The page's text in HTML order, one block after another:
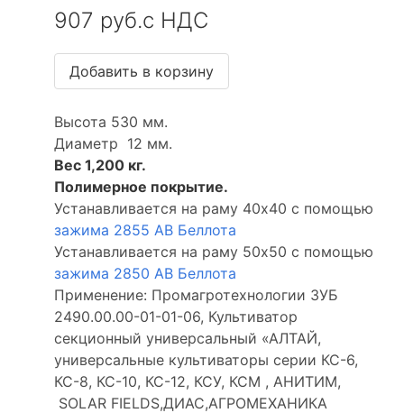
907 руб.с НДС
Высота 530 мм.
Диаметр 12 мм.
Вес 1,200 кг.
Полимерное покрытие.
Устанавливается на раму 40х40 с помощью
зажима 2855 АВ Беллота
Устанавливается на раму 50х50 c помощью
зажима 2850 АВ Беллота
Применение: Промагротехнологии ЗУБ
2490.00.00-01-01-06, Культиватор
секционный универсальный «АЛТАЙ,
универсальные культиваторы серии КС-6,
КС-8, КС-10, КС-12, КСУ, КСМ , АНИТИМ,
SOLAR FIELDS,ДИАС,АГРОМЕХАНИКА